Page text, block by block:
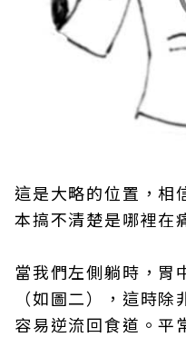
這是大略的位置，相
本搞不清楚是哪裡在
當我們左側躺時，胃
（如圖二），這時
容易逆流回食道。平